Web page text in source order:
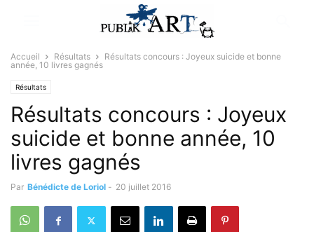
Accueil Résultats
Résultats concours : Joyeux suicide et bonne
année, 10 livres gagnés
Résultats
Résultats concours : Joyeux
suicide et bonne année, 10
livres gagnés
Par Bénédicte de Loriol - 20 juillet 2016